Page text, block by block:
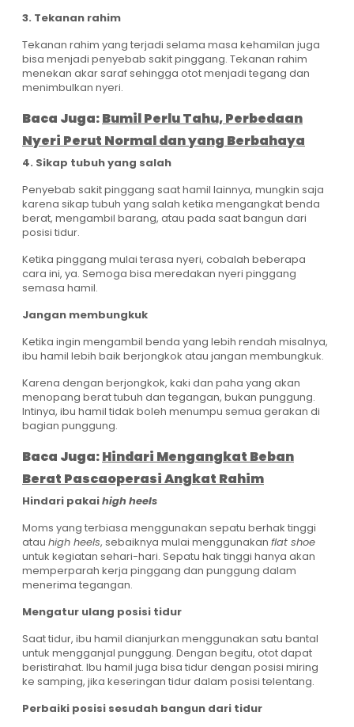
3. Tekanan rahim
Tekanan rahim yang terjadi selama masa kehamilan juga
bisa menjadi penyebab sakit pinggang. Tekanan rahim
menekan akar saraf sehingga otot menjadi tegang dan
menimbulkan nyeri.
Baca Juga:Bumil Perlu Tahu, Perbedaan
Nyeri Perut Normal dan yang Berbahaya
4. Sikap tubuh yang salah
Penyebab sakit pinggang saat hamil lainnya, mungkin saja
karena sikap tubuh yang salah ketika mengangkat benda
berat, mengambil barang, atau pada saat bangun dari
posisi tidur.
Ketika pinggang mulai terasa nyeri, cobalah beberapa
cara ini, ya. Semoga bisa meredakan nyeri pinggang
semasa hamil.
Jangan membungkuk
Ketika ingin mengambil benda yang lebih rendah misalnya,
ibu hamil lebih baik berjongkok atau jangan membungkuk.
Karena dengan berjongkok, kaki dan paha yang akan
menopang berat tubuh dan tegangan, bukan punggung.
Intinya, ibu hamil tidak boleh menumpu semua gerakan di
bagian punggung.
Baca Juga:Hindari Mengangkat Beban
Berat Pascaoperasi Angkat Rahim
Hindari pakaihigh heels
Moms yang terbiasa menggunakan sepatu berhak tinggi
atau high heels, sebaiknya mulai menggunakan flat shoe
untuk kegiatan sehari-hari. Sepatu hak tinggi hanya akan
memperparah kerja pinggang dan punggung dalam
menerima tegangan.
Mengatur ulang posisi tidur
Saat tidur, ibu hamil dianjurkan menggunakan satu bantal
untuk mengganjal punggung. Dengan begitu, otot dapat
beristirahat. Ibu hamil juga bisa tidur dengan posisi miring
ke samping, jika keseringan tidur dalam posisi telentang.
Perbaiki posisi sesudah bangun dari tidur